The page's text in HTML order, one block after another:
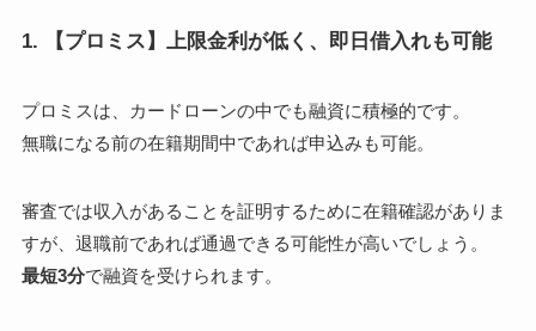
1. 【プロミス】上限金利が低く、即日借入れも可能
プロミスは、カードローンの中でも融資に積極的です。
無職になる前の在籍期間中であれば申込みも可能。
審査では収入があることを証明するために在籍確認がありま
すが、退職前であれば通過できる可能性が高いでしょう。
最短3分で融資を受けられます。